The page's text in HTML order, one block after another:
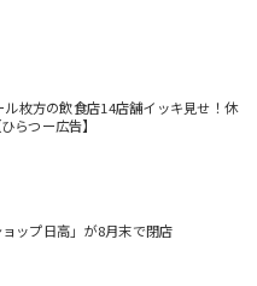
ル枚方の飲食店14店舗イッキ見せ！休
らつー広告】
ップ日高」が8月末で閉店